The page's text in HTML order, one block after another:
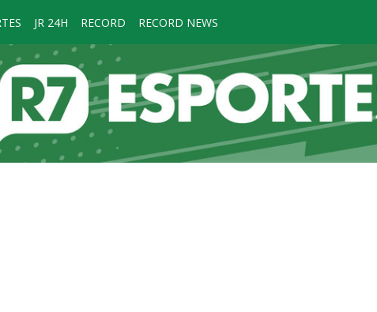
JR 24H RECORD RECORD NEWS